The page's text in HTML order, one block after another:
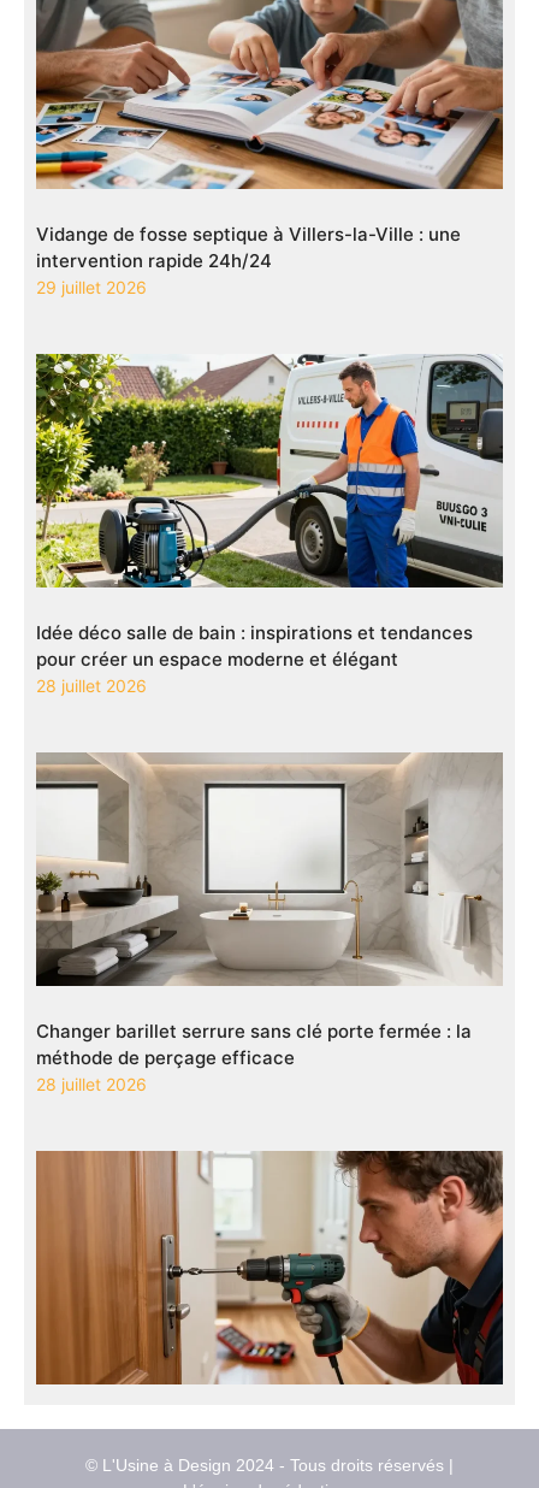
Vidange de fosse septique à Villers-la-Ville : une
intervention rapide 24h/24
29 juillet 2026
Idée déco salle de bain : inspirations et tendances
pour créer un espace moderne et élégant
28 juillet 2026
Changer barillet serrure sans clé porte fermée : la
méthode de perçage efficace
28 juillet 2026
© L'Usine à Design 2024 - Tous droits réservés |